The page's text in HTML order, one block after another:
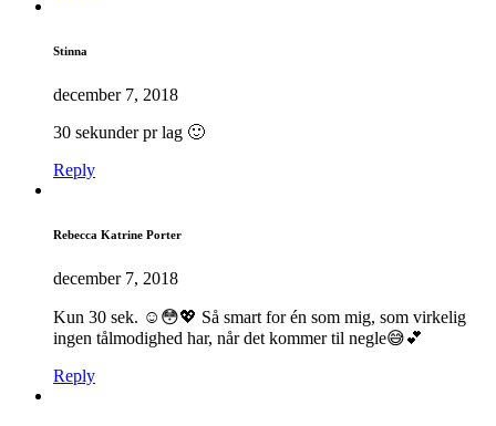
Stinna
december 7, 2018
30 sekunder pr lag 🙂
Reply
Rebecca Katrine Porter
december 7, 2018
Kun 30 sek. ☺️😳💖 Så smart for én som mig, som virkelig
ingen tålmodighed har, når det kommer til negle😅💕
Reply